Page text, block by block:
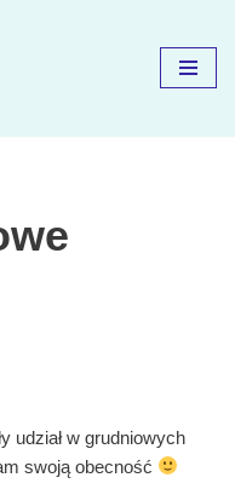
udział w grudniowych
swoją obecność